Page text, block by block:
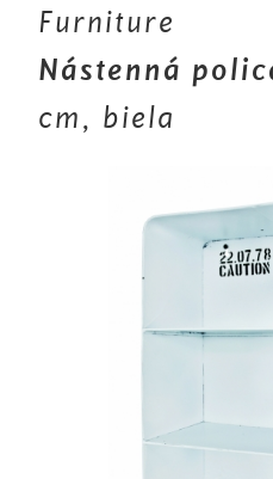
Furniture
Nástenná
cm, biela